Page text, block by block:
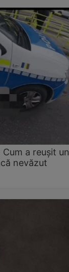
a reușit un
nevăzut